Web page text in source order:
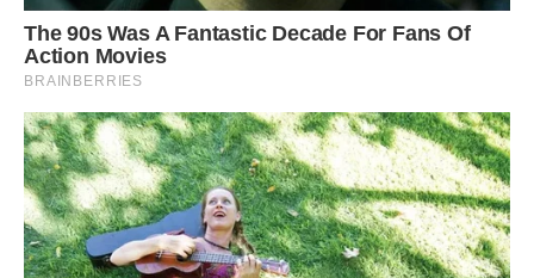
але ця дія може осилити не кожен (на молитовний подвиг
необхідно заручитися благословенням священика).
потрібно щодня.
Звідки беруться борги і кредити
Звичайно ж, від нерозумного використання фінансів,
часто в тому випадку, коли бажання витратити гроші